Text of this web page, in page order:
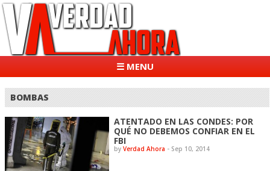
☰ MENU
BOMBAS
ATENTADO EN LAS CONDES: POR
QUÉ NO DEBEMOS CONFIAR EN EL
FBI
byVerdad Ahora - Sep 10, 2014